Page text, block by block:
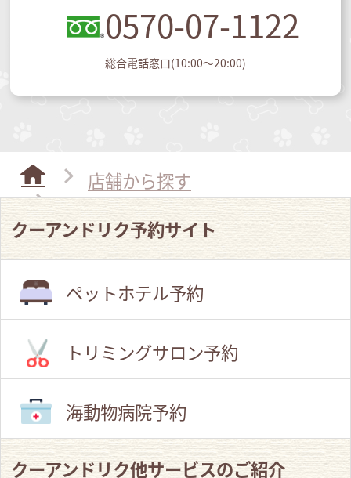
0570-07-1122
総合電話窓口(10:00～20:00)
店舗から探す
イオンタウン川之江店
クーアンドリク予約サイト
ペットホテル予約
トリミングサロン予約
海動物病院予約
クーアンドリク他サービスのご紹介